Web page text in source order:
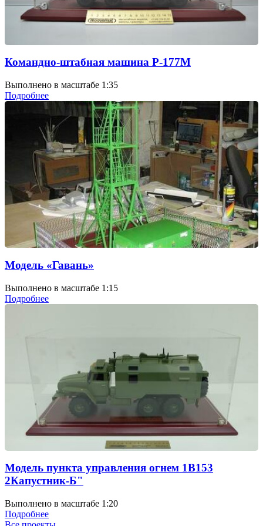
Командно-штабная машина Р-177М
Выполнено в масштабе 1:35
Подробнее
Модель «Гавань»
Выполнено в масштабе 1:15
Подробнее
Модель пункта управления огнем 1В153
2Капустник-Б"
Выполнено в масштабе 1:20
Подробнее